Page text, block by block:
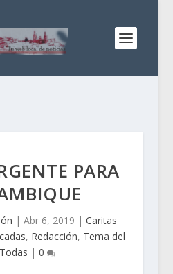
PARA
|Abr 6, 2019 |Caritas
, Redacción, Tema del
Todas | 0